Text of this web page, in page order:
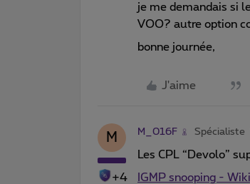
je me demandais si
VOO? autre option
bonne journée,
J'aime
M
+4
M_016F Spécialiste
Les CPL “Devolo”
IGMP snooping -